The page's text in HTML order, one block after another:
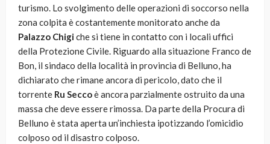
turismo. Lo svolgimento delle operazioni di soccorso nella
zona colpita è costantemente monitorato anche da
Palazzo Chigiche si tiene in contatto con i locali uffici
della Protezione Civile. Riguardo alla situazione Franco de
Bon, il sindaco della località in provincia di Belluno, ha
dichiarato che rimane ancora di pericolo, dato che il
torrente Ru Seccoè ancora parzialmente ostruito da una
massa che deve essere rimossa. Da parte della Procura di
Belluno è stata aperta un’inchiesta ipotizzando l’omicidio
colposo od il disastro colposo.